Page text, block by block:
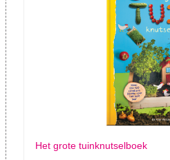
Het grote tuinknutselboek